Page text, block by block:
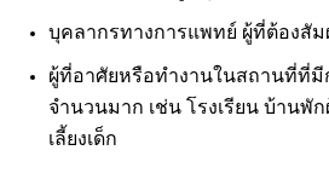
บุคลากรทางการแพทย์ ผู้ที่ต้องสั
ผู้ที่อาศัยหรือทำงานในสถานที่ที่
จำนวนมาก เช่น โรงเรียน บ้านพั
เลี้ยงเด็ก